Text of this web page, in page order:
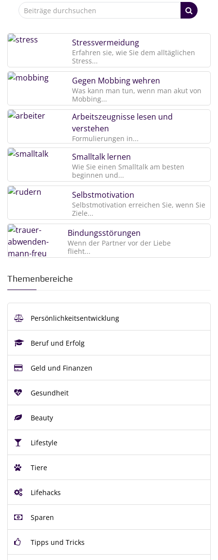
Stressvermeidung
Erfahren sie, wie Sie dem alltäglichen
Stress...
Gegen Mobbing wehren
Was kann man tun, wenn man akut von
Mobbing...
Arbeitszeugnisse lesen und
verstehen
Formulierungen in...
Smalltalk lernen
Wie Sie einen Smalltalk am besten
beginnen und...
Selbstmotivation
Selbstmotivation erreichen Sie, wenn Sie
Ziele...
Bindungsstörungen
Wenn der Partner vor der Liebe
flieht...
Themenbereiche
Persönlichkeitsentwicklung
Beruf und Erfolg
Geld und Finanzen
Gesundheit
Beauty
Lifestyle
Tiere
Lifehacks
Sparen
Tipps und Tricks